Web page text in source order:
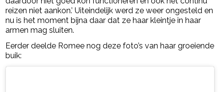
reizen niet aankon.’ Uiteindelijk werd ze weer ongesteld en
nu is het moment bijna daar dat ze haar kleintje in haar
armen mag sluiten.
Eerder deelde Romee nog deze foto’s van haar groeiende
buik: